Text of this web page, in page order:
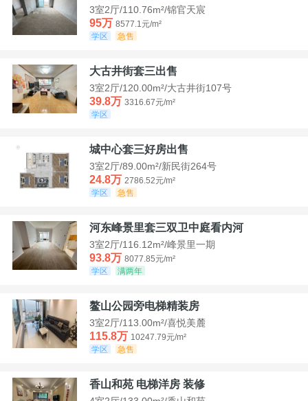
3室2厅/110.76m²/锦官天宸
95万 8577.1元/m²
学区
急售
大古井街套三出售
3室2厅/120.00m²/大古井街107号
39.8万 3316.67元/m²
学区
城中心套三好房出售
3室2厅/89.00m²/新民街264号
24.8万 2786.52元/m²
学区
急售
河东峰景里套三双卫中庭看内河
3室2厅/116.12m²/峰景里一期
93.8万 8077.85元/m²
学区
满两年
鳌山公园旁电梯精装房
3室2厅/113.00m²/喜悦美麓
115.8万 10247.79元/m²
学区
急售
香山和苑 电梯洋房 装修